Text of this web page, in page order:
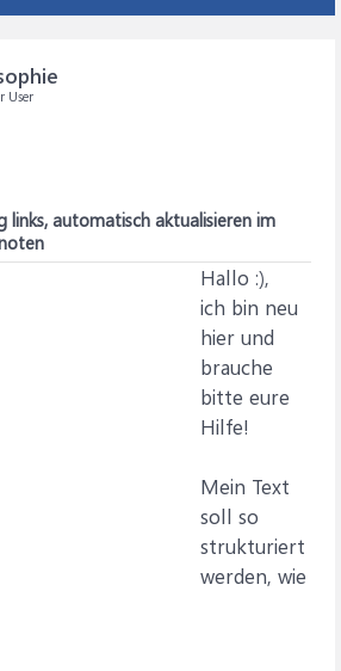
User
links, automatisch aktualisieren im
Hallo :),
ich bin neu
hier und
brauche
bitte eure
Hilfe!
Mein Text
soll so
strukturiert
werden, wie